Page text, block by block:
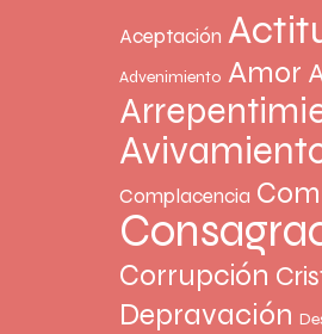
Aceptación
Advenimiento Amor
Complacencia
Corrupción
Depravación